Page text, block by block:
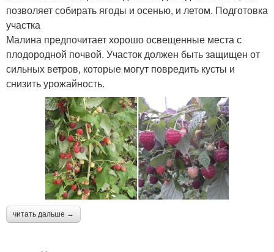
позволяет собирать ягоды и осенью, и летом. Подготовка
участка
Малина предпочитает хорошо освещенные места с
плодородной почвой. Участок должен быть защищен от
сильных ветров, которые могут повредить кусты и
снизить урожайность.
читать дальше →